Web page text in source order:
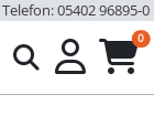
Telefon: 05402 96895-0
0